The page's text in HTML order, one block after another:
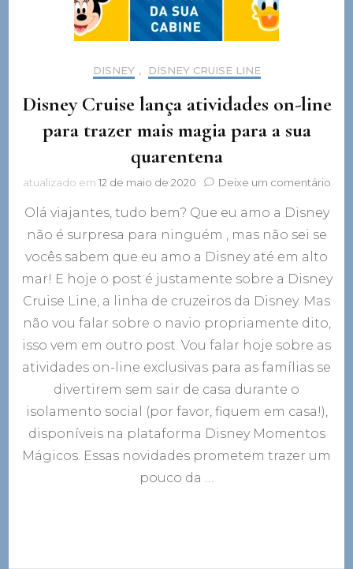
DISNEY , DISNEY CRUISE LINE
Disney Cruise lança atividades on-line
para trazer mais magia para a sua
quarentena
atualizado em 12 de maio de 2020 Deixe um comentárioem
line
a
Olá viajantes, tudo bem? Que eu amo a Disney
não é surpresa para ninguém , mas não sei se
vocês sabem que eu amo a Disney até em alto
mar! E hoje o post é justamente sobre a Disney
Cruise Line, a linha de cruzeiros da Disney. Mas
não vou falar sobre o navio propriamente dito,
isso vem em outro post. Vou falar hoje sobre as
atividades on-line exclusivas para as famílias se
divertirem sem sair de casa durante o
isolamento social (por favor, fiquem em casa!),
disponíveis na plataforma Disney Momentos
Mágicos. Essas novidades prometem trazer um
pouco da …